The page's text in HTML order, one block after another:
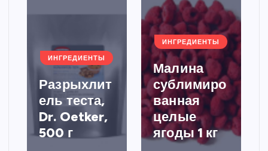
ИНГРЕДИЕНТЫ
Разрыхлит
ель теста,
Dr. Oetker,
500 г
ИНГРЕДИЕНТЫ
Малина
сублимиро
ванная
целые
ягоды 1 кг